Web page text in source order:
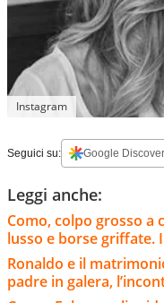
Instagram
Seguici su: Google Discover
Leggi anche:
Como, colpo grosso a
lusso e borse griffate.
Ronaldo e il
padre in galera,